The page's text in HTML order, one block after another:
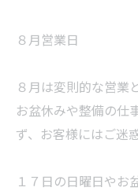
８月営業日
８月は変則的な営業
お盆休みや整備の仕
ず、お客様にはご迷
１７日の日曜日やお